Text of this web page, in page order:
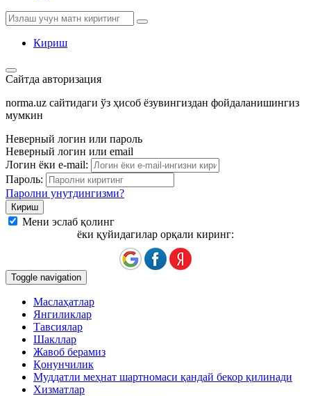
Кириш
Сайтда авторизация
norma.uz сайтидаги ўз ҳисоб ёзувингиздан фойдаланишингиз
мумкин
Неверный логин или пароль
Неверный логин или email
Логин ёки e-mail:
Пароль:
Паролни унутдингизми?
Мени эслаб қолинг
ёки қуйидагилар орқали киринг:
Toggle navigation
Маслаҳатлар
Янгиликлар
Тавсиялар
Шакллар
Жавоб берамиз
Қонунчилик
Муддатли меҳнат шартномаси қандай бекор қилинади
Хизматлар